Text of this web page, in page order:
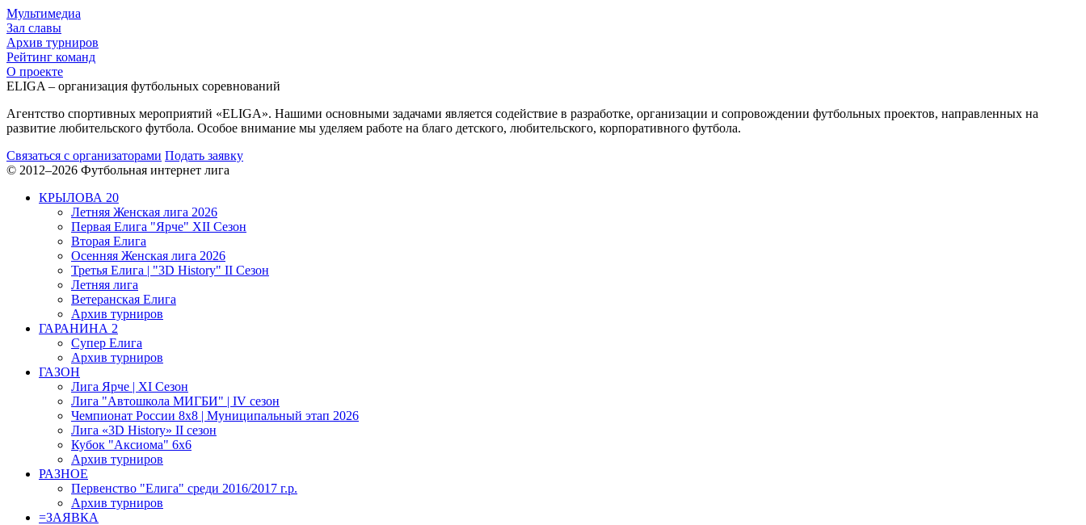
Мультимедиа
Зал славы
Архив турниров
Рейтинг команд
О проекте
ELIGA – организация футбольных соревнований
Агентство спортивных мероприятий «ELIGA». Нашими основными задачами является содействие в разработке, организации и сопровождении футбольных проектов, направленных на
развитие любительского футбола. Особое внимание мы уделяем работе на благо детского, любительского, корпоративного футбола.
Связаться с организаторами Подать заявку
© 2012–2026 Футбольная интернет лига
КРЫЛОВА 20
Летняя Женская лига 2026
Первая Елига "Ярче" XII Сезон
Вторая Елига
Осенняя Женская лига 2026
Третья Елига | "3D History" II Сезон
Летняя лига
Ветеранская Елига
Архив турниров
ГАРАНИНА 2
Супер Елига
Архив турниров
ГАЗОН
Лига Ярче | XI Сезон
Лига "Автошкола МИГБИ" | IV сезон
Чемпионат России 8x8 | Муниципальный этап 2026
Лига «3D History» II сезон
Кубок "Аксиома" 6x6
Архив турниров
РАЗНОЕ
Первенство "Елига" среди 2016/2017 г.р.
Архив турниров
=ЗАЯВКА